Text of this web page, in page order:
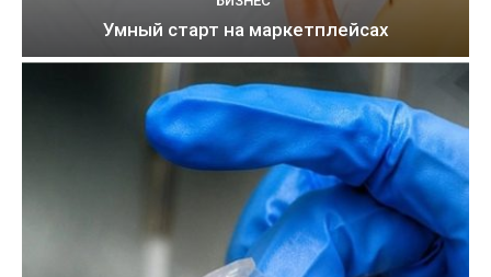
Умный старт на маркетплейсах